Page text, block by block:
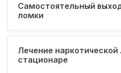
Самостоятельный
ломки
Лечение наркотической
стационаре